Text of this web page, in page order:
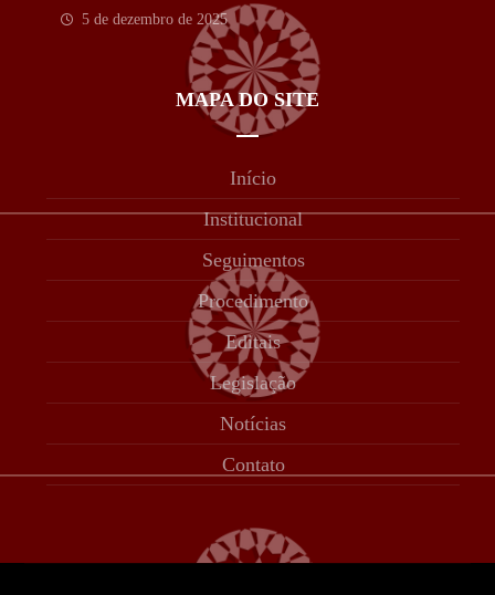
5 de dezembro de 2025
MAPA DO SITE
Início
Institucional
Seguimentos
Procedimento
Editais
Legislação
Notícias
Contato